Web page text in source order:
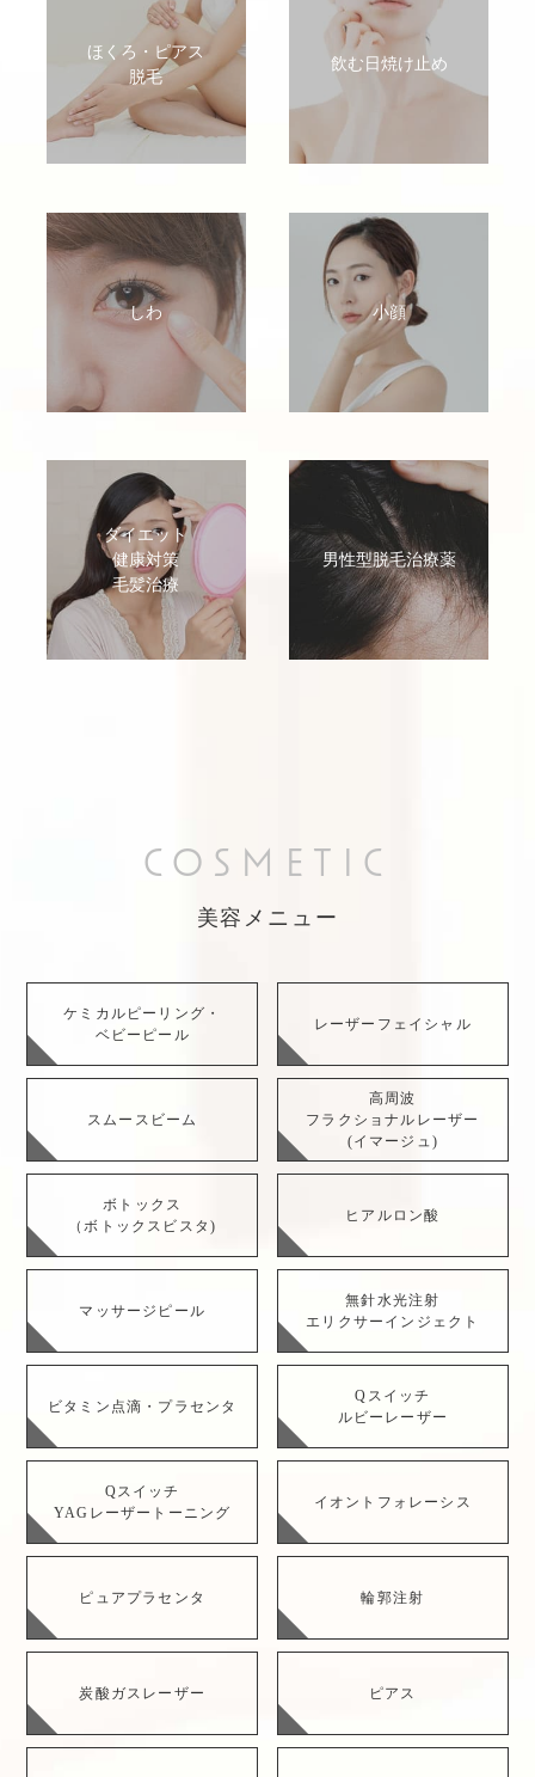
ほくろ・ピアス
脱毛
飲む日焼け止め
しわ 小顔
ダイエット
健康対策
毛髪治療
男性型脱毛治療薬
COSMETIC
美容メニュー
ケミカルピーリング・
ベビーピール
レーザーフェイシャル
スムースビーム
高周波
フラクショナルレーザー
(イマージュ)
ボトックス
（ボトックスビスタ)
ヒアルロン酸
マッサージピール
無針水光注射
エリクサーインジェクト
ビタミン点滴・プラセンタ
Qスイッチ
ルビーレーザー
Qスイッチ
YAGレーザートーニング
イオントフォレーシス
ピュアプラセンタ 輪郭注射
炭酸ガスレーザー ピアス